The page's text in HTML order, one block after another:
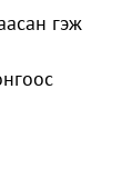
гэж